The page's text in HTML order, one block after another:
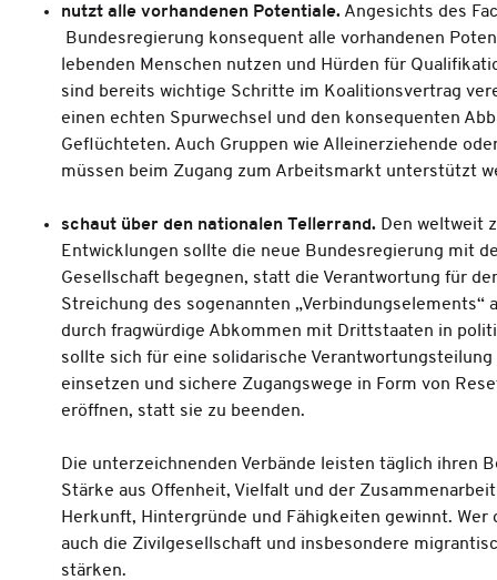
nutzt alle vorhandenen Potentiale. Angesichts des
Bundesregierung konsequent alle vorhandenen
lebenden Menschen nutzen und Hürden für
sind bereits wichtige Schritte im Koalitionsvertrag
einen echten Spurwechsel und den konsequenten
Geflüchteten. Auch Gruppen wie Alleinerziehende
müssen beim Zugang zum Arbeitsmarkt unterstützt
schaut über den nationalen Tellerrand. Den weltweit
Entwicklungen sollte die neue Bundesregierung mit
Gesellschaft begegnen, statt die Verantwortung für
Streichung des sogenannten „Verbindungselements“
durch fragwürdige Abkommen mit Drittstaaten in
sollte sich für eine solidarische
einsetzen und sichere Zugangswege in Form von
eröffnen, statt sie zu beenden.
Die unterzeichnenden Verbände leisten täglich ihren
Stärke aus Offenheit, Vielfalt und der
Herkunft, Hintergründe und Fähigkeiten gewinnt.
auch die Zivilgesellschaft und insbesondere
stärken.